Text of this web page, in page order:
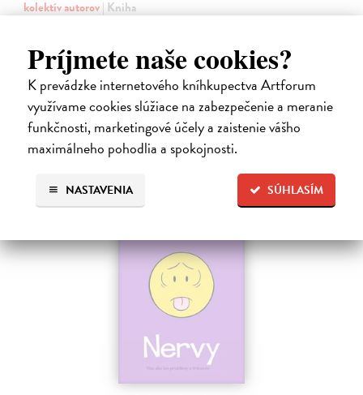
Príjmete naše cookies?
K prevádzke internetového kníhkupectva Artforum
využívame cookies slúžiace na zabezpečenie a meranie
funkčnosti, marketingové účely a zaistenie vášho
maximálneho pohodlia a spokojnosti.
SÚHLASÍM
NASTAVENIA
kolektív autorov| Kniha
bezpečnejšie miesto. Aby to dosiahol, nebojí sa vydať ani do tých
najnebezpečnejších…
Na sklade
9,45 €
9,95 € ?